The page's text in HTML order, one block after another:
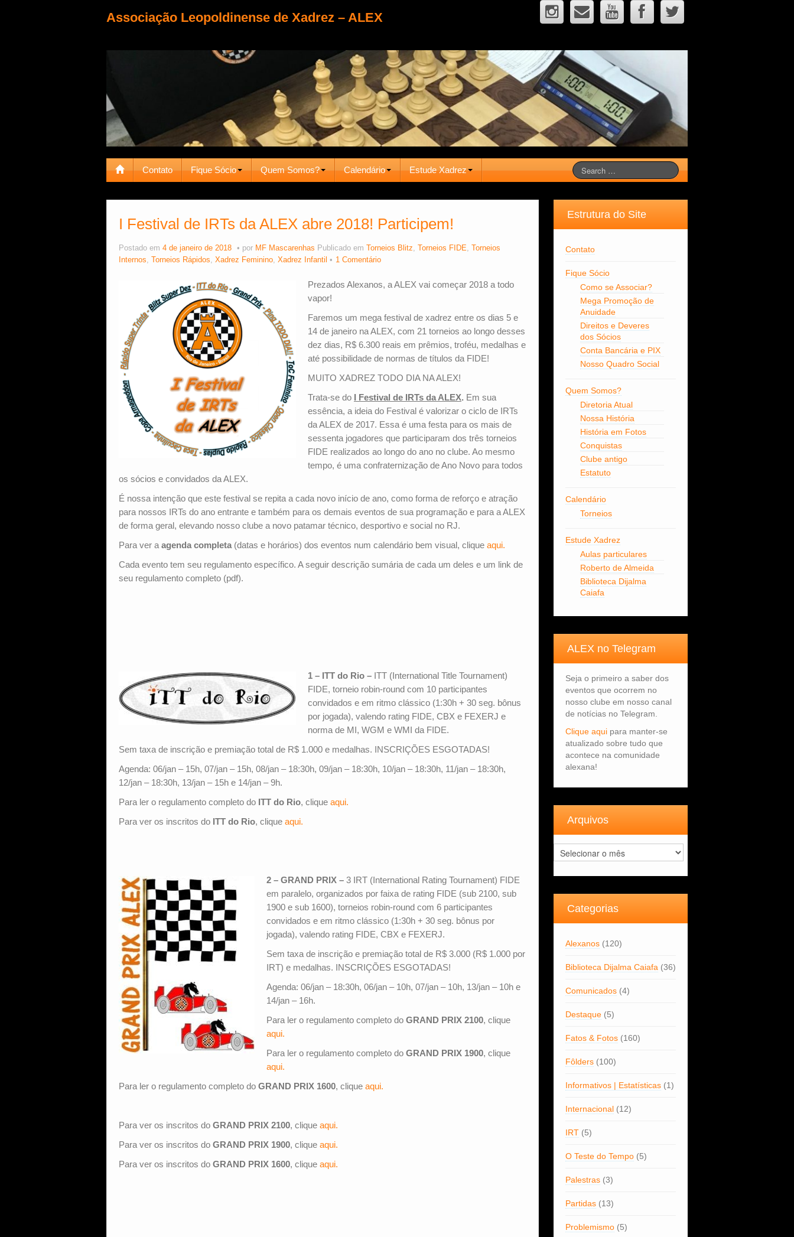
Associação Leopoldinense de Xadrez – ALEX
Contato Fique Sócio Quem Somos? Calendário Estude Xadrez
I Festival de IRTs da ALEX abre 2018! Participem!
Postado em 4 de janeiro de 2018 por MF Mascarenhas Publicado em Torneios Blitz, Torneios FIDE,
Torneios
Internos, Torneios Rápidos, Xadrez Feminino, Xadrez Infantil 1 Comentário
Prezados Alexanos, a ALEX vai começar 2018 a todo
vapor!
Faremos um mega festival de xadrez entre os dias 5 e
14 de janeiro na ALEX, com 21 torneios ao longo desses
dez dias, R$ 6.300 reais em prêmios, troféu, medalhas e
até possibilidade de normas de títulos da FIDE!
MUITO XADREZ TODO DIA NA ALEX!
Trata-se do I Festival de IRTs da ALEX. Em sua
essência, a ideia do Festival é valorizar o ciclo de IRTs
da ALEX de 2017. Essa é uma festa para os mais de
sessenta jogadores que participaram dos três torneios
FIDE realizados ao longo do ano no clube. Ao mesmo
tempo, é uma confraternização de Ano Novo para todos
os sócios e convidados da ALEX.
É nossa intenção que este festival se repita a cada novo início de ano, como forma de reforço e atração
para nossos IRTs do ano entrante e também para os demais eventos de sua programação e para a ALEX
de forma geral, elevando nosso clube a novo patamar técnico, desportivo e social no RJ.
Para ver a agenda completa (datas e horários) dos eventos num calendário bem visual, clique aqui.
Cada evento tem seu regulamento específico. A seguir descrição sumária de cada um deles e um link de
seu regulamento completo (pdf).
1 – ITT do Rio – ITT (International Title Tournament)
FIDE, torneio robin-round com 10 participantes
convidados e em ritmo clássico (1:30h + 30 seg. bônus
por jogada), valendo rating FIDE, CBX e FEXERJ e
norma de MI, WGM e WMI da FIDE.
Sem taxa de inscrição e premiação total de R$ 1.000 e medalhas. INSCRIÇÕES ESGOTADAS!
Agenda: 06/jan – 15h, 07/jan – 15h, 08/jan – 18:30h, 09/jan – 18:30h, 10/jan – 18:30h, 11/jan – 18:30h,
12/jan – 18:30h, 13/jan – 15h e 14/jan – 9h.
Para ler o regulamento completo do ITT do Rio, clique aqui.
Para ver os inscritos do ITT do Rio, clique aqui.
2 – GRAND PRIX – 3 IRT (International Rating Tournament) FIDE
em paralelo, organizados por faixa de rating FIDE (sub 2100, sub
1900 e sub 1600), torneios robin-round com 6 participantes
convidados e em ritmo clássico (1:30h + 30 seg. bônus por
jogada), valendo rating FIDE, CBX e FEXERJ.
Sem taxa de inscrição e premiação total de R$ 3.000 (R$ 1.000 por
IRT) e medalhas. INSCRIÇÕES ESGOTADAS!
Agenda: 06/jan – 18:30h, 06/jan – 10h, 07/jan – 10h, 13/jan – 10h e
14/jan – 16h.
Para ler o regulamento completo do GRAND PRIX 2100, clique
aqui.
Para ler o regulamento completo do GRAND PRIX 1900, clique
aqui.
Para ler o regulamento completo do GRAND PRIX 1600, clique aqui.
Para ver os inscritos do GRAND PRIX 2100, clique aqui.
Para ver os inscritos do GRAND PRIX 1900, clique aqui.
Para ver os inscritos do GRAND PRIX 1600, clique aqui.
Estrutura do Site
Contato
Fique Sócio
Como se Associar?
Mega Promoção de
Anuidade
Direitos e Deveres
dos Sócios
Conta Bancária e PIX
Nosso Quadro Social
Quem Somos?
Diretoria Atual
Nossa História
História em Fotos
Conquistas
Clube antigo
Estatuto
Calendário
Torneios
Estude Xadrez
Aulas particulares
Roberto de Almeida
Biblioteca Dijalma
Caiafa
ALEX no Telegram
Seja o primeiro a saber dos
eventos que ocorrem no
nosso clube em nosso canal
de notícias no Telegram.
Clique aquipara manter-se
atualizado sobre tudo que
acontece na comunidade
alexana!
Arquivos
Arquivos
Categorias
Alexanos(120)
Biblioteca Dijalma Caiafa(36)
Comunicados(4)
Destaque(5)
Fatos & Fotos(160)
Fôlders(100)
Informativos | Estatísticas(1)
Internacional(12)
IRT(5)
O Teste do Tempo(5)
Palestras(3)
Partidas(13)
Problemismo(5)